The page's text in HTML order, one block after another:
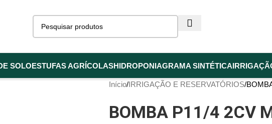
SOLOESTUFAS AGRÍCOLASHIDROPONIAGRAMA SINTÉTICA
Início IRRIGAÇÃO E RESERVATÓRIOS
BOMBA P11/4 2CV